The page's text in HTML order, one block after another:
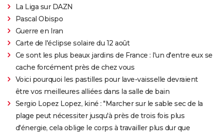
La Liga sur DAZN
Pascal Obispo
Guerre en Iran
Carte de l'éclipse solaire du 12 août
Ce sont les plus beaux jardins de France : l'un d'entre eux se
cache forcément près de chez vous
Voici pourquoi les pastilles pour lave-vaisselle devraient
être vos meilleures alliées dans la salle de bain
Sergio Lopez Lopez, kiné : "Marcher sur le sable sec de la
plage peut nécessiter jusqu'à près de trois fois plus
d'énergie, cela oblige le corps à travailler plus dur que